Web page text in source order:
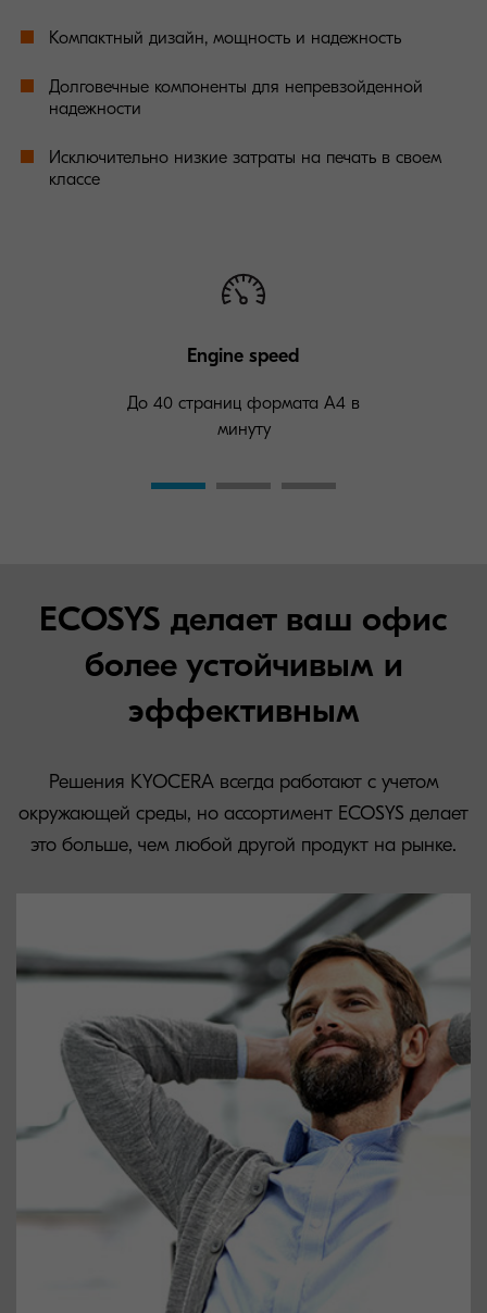
Компактный дизайн, мощность и надежность
Долговечные компоненты для непревзойденной
надежности
Исключительно низкие затраты на печать в своем
классе
Engine speed
До 40 страниц формата А4 в
минуту
ECOSYS делает ваш офис
более устойчивым и
эффективным
Решения KYOCERA всегда работают с учетом
окружающей среды, но ассортимент ECOSYS делает
это больше, чем любой другой продукт на рынке.